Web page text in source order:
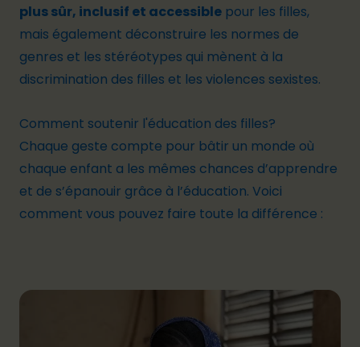
plus sûr, inclusif et accessible pour les filles,
mais également déconstruire les normes de
genres et les stéréotypes qui mènent à la
discrimination des filles et les violences sexistes.
Comment soutenir l'éducation des filles?
Chaque geste compte pour bâtir un monde où
chaque enfant a les mêmes chances d’apprendre
et de s’épanouir grâce à l’éducation. Voici
comment vous pouvez faire toute la différence :